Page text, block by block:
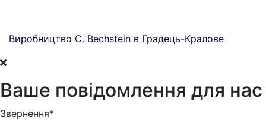
Виробництво C. Bechstein в Градець-Кралове
Ваше повідомлення для нас
Звернення*